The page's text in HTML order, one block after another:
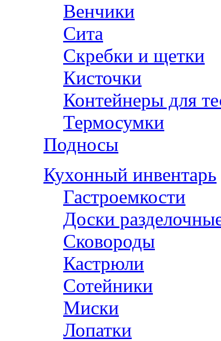
Венчики
Сита
Скребки и щетки
Кисточки
Контейнеры для
Термосумки
Подносы
Кухонный инвентарь
Гастроемкости
Доски
Сковороды
Кастрюли
Сотейники
Миски
Лопатки